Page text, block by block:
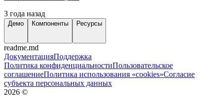
3 года назад
Демо Компоненты Ресурсы
readme.md
ДокументацияПоддержка
Политика конфиденциальностиПользовательское
соглашениеПолитика использования «cookies»Согласие
субъекта персональных данных
2026 ©